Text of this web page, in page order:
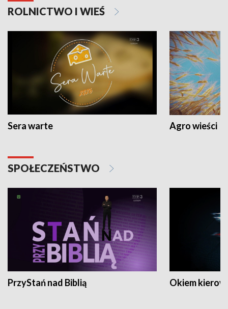
ROLNICTWO I WIEŚ
Sera warte Agro wieści
SPOŁECZEŃSTWO
PrzyStań nad Biblią Okiem